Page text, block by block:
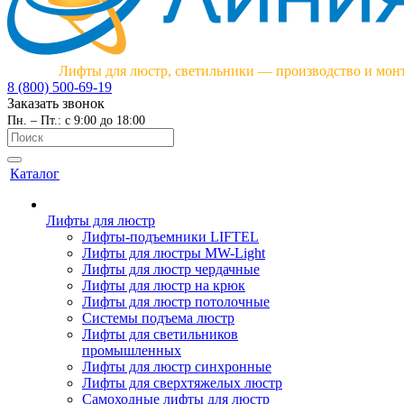
Лифты для люстр, светильники — производство и
8 (800) 500-69-19
Заказать звонок
Пн. – Пт.: с 9:00 до 18:00
Каталог
Лифты для люстр
Лифты-подъемники LIFTEL
Лифты для люстры MW-Light
Лифты для люстр чердачные
Лифты для люстр на крюк
Лифты для люстр потолочные
Системы подъема люстр
Лифты для светильников
промышленных
Лифты для люстр синхронные
Лифты для сверхтяжелых люстр
Самоходные лифты для люстр